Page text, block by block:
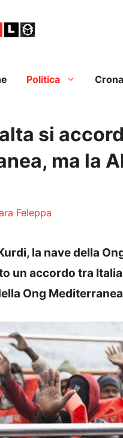
Politica
si
ma la
Feleppa
la nave della
un accordo tra
Ong